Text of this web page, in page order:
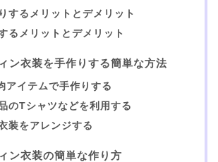
するメリットとデメリット
るメリットとデメリット
ン衣装を手作りする簡単な方法
アイテムで手作りする
のTシャツなどを利用する
装をアレンジする
ン衣装の簡単な作り方